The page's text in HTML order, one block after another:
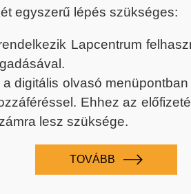
egyszerű lépés szükséges:
Lapcentrum
digitális olvasó
Ehhez az
lesz szüksége.
TOVÁBB